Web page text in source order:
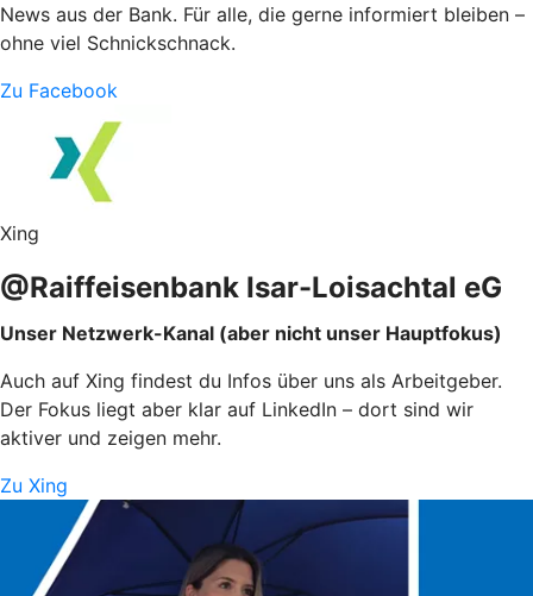
News aus der Bank. Für alle, die gerne informiert bleiben –
ohne viel Schnickschnack.
Zu Facebook
Xing
@Raiffeisenbank Isar-Loisachtal eG
Unser Netzwerk-Kanal (aber nicht unser Hauptfokus)
Auch auf Xing findest du Infos über uns als Arbeitgeber.
Der Fokus liegt aber klar auf LinkedIn – dort sind wir
aktiver und zeigen mehr.
Zu Xing